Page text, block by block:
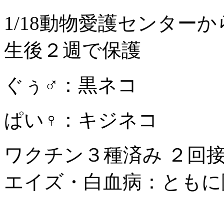
1/18動物愛護センター
生後２週で保護
ぐぅ♂：黒ネコ
ぱい♀：キジネコ
ワクチン３種済み ２回
エイズ・白血病：とも